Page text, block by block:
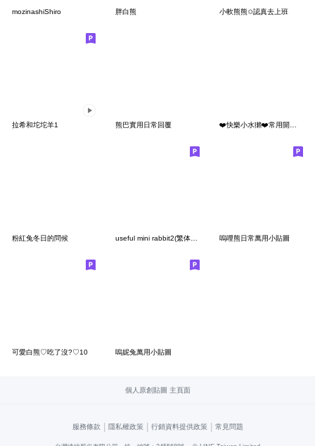
mozinashiShiro 胖白熊 小軟熊熊✩認真去上班
拉希和坨坨羊1 熊巴實用日常回覆
粉紅兔冬日的問候 useful mini rabbit2(繁体字) 嗚哩熊日常萬用小貼圖
可愛白熊♡吃了沒?♡10 嗚妮兔萬用小貼圖
個人原創貼圖 主頁面
服務條款 | 隱私權政策 | 行銷資料提供政策 | 常見問題